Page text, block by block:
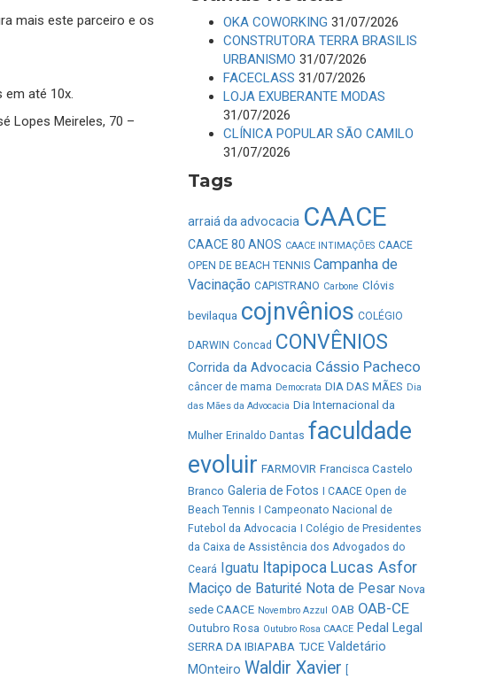
mais este parceiro e os
até 10x.
Lopes Meireles, 70 –
OKA COWORKING 31/07/2026
CONSTRUTORA TERRA BRASILIS
URBANISMO 31/07/2026
FACECLASS 31/07/2026
LOJA EXUBERANTE MODAS
31/07/2026
CLÍNICA POPULAR SÃO CAMILO
31/07/2026
Tags
arraiá da advocacia CAACE
CAACE 80 ANOS CAACE INTIMAÇÕES CAACE
OPEN DE BEACH TENNIS Campanha de
Vacinação CAPISTRANO Carbone Clóvis
bevilaqua cojnvênios COLÉGIO
DARWIN Concad CONVÊNIOS
Corrida da Advocacia Cássio Pacheco
câncer de mama Democrata DIA DAS MÃES Dia
das Mães da Advocacia Dia Internacional da
Mulher Erinaldo Dantas faculdade
evoluir FARMOVIR Francisca Castelo
Branco Galeria de Fotos I CAACE Open de
Beach Tennis I Campeonato Nacional de
Futebol da Advocacia I Colégio de Presidentes
da Caixa de Assistência dos Advogados do
Ceará Iguatu Itapipoca Lucas Asfor
Maciço de Baturité Nota de Pesar Nova
sede CAACE Novembro Azzul OAB OAB-CE
Outubro Rosa Outubro Rosa CAACE Pedal Legal
SERRA DA IBIAPABA TJCE Valdetário
MOnteiro Waldir Xavier